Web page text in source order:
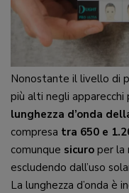
Nonostante il livello di
più alti negli apparecchi
lunghezza d’onda
compresa tra 650 e
comunque sicuro per la
escludendo dall’uso
La lunghezza d’onda è